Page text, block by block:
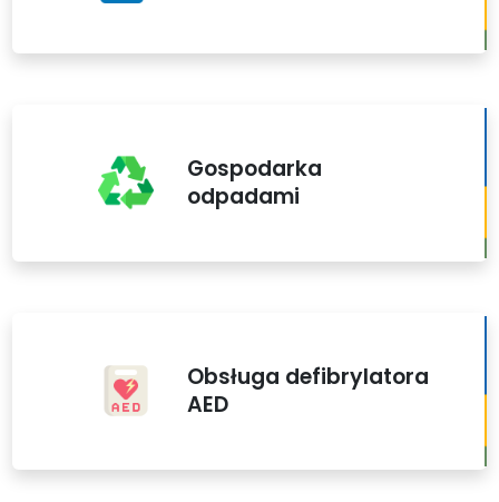
Gospodarka
odpadami
Obsługa defibrylatora
AED